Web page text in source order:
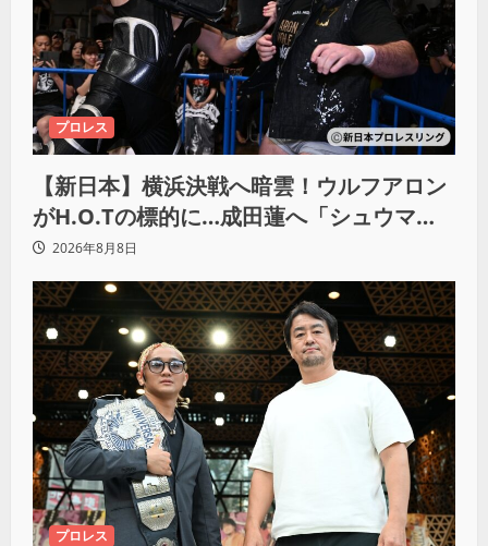
プロレス
【新日本】横浜決戦へ暗雲！ウルフアロン
がH.O.Tの標的に…成田蓮へ「シュウマイ
にしてやる」と怒り爆発
2026年8月8日
プロレス